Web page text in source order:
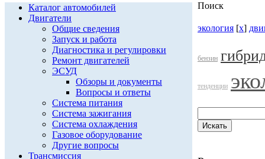
Каталог автомобилей
Двигатели
Общие сведения
Запуск и работа
Диагностика и регулировки
Ремонт двигателей
ЭСУД
Обзоры и документы
Вопросы и ответы
Система питания
Система зажигания
Система охлаждения
Газовое оборудование
Другие вопросы
Трансмиссия
Поиск
экология [x]
бензин
тенденции